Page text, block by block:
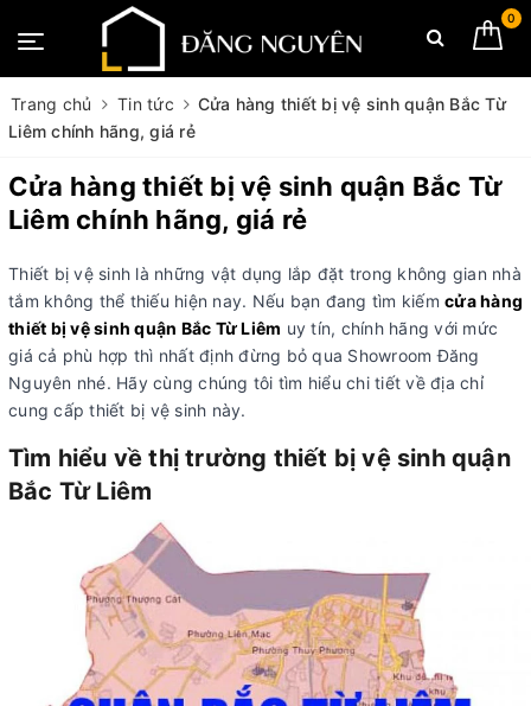
0
Trang chủ Tin tức
Cửa hàng thiết bị vệ sinh quận Bắc Từ
Liêm chính hãng, giá rẻ
Cửa hàng thiết bị vệ sinh quận Bắc Từ
Liêm chính hãng, giá rẻ
Thiết bị vệ sinh là những vật dụng lắp đặt trong không gian nhà
tắm không thể thiếu hiện nay. Nếu bạn đang tìm kiếm cửa hàng
thiết bị vệ sinh quận Bắc Từ Liêm uy tín, chính hãng với mức
giá cả phù hợp thì nhất định đừng bỏ qua Showroom Đăng
Nguyên nhé. Hãy cùng chúng tôi tìm hiểu chi tiết về địa chỉ
cung cấp thiết bị vệ sinh này.
Tìm hiểu về thị trường thiết bị vệ sinh quận
Bắc Từ Liêm